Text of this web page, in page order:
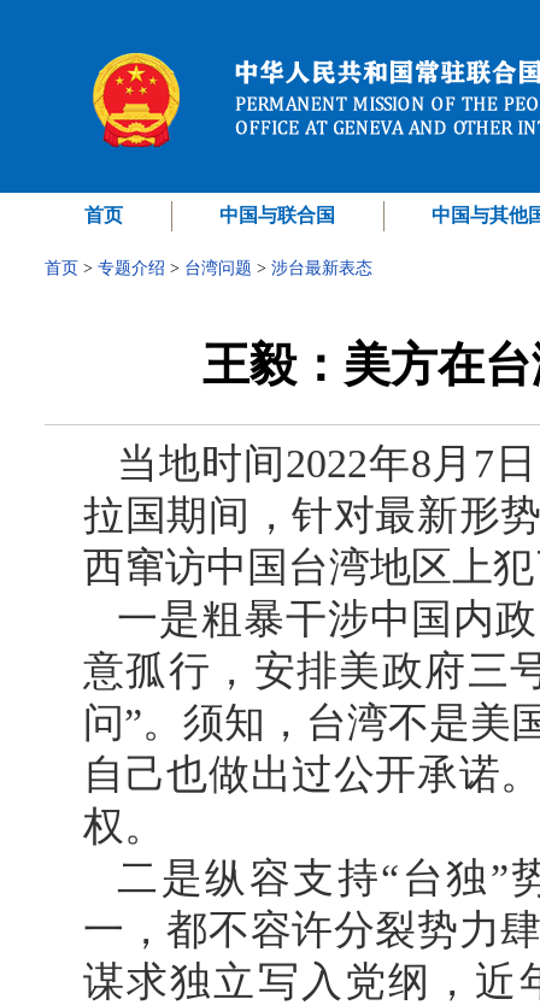
首页 中国与联合国 中国与其他
首页 > 专题介绍 > 台湾问题 > 涉台最新表态
王毅：美方在
当地时间2022年8月7
拉国期间，针对最新形
西窜访中国台湾地区上
一是粗暴干涉中国内
意孤行，安排美政府三
问”。须知，台湾不是美
自己也做出过公开承诺
权。
二是纵容支持“台独”
一，都不容许分裂势力
谋求独立写入党纲，近